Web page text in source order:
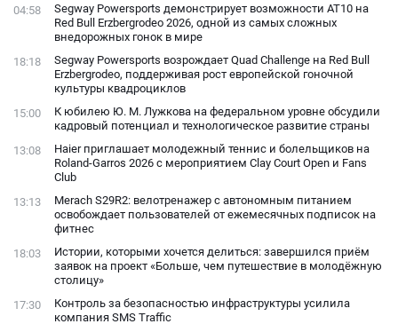
04:58
Segway Powersports демонстрирует возможности AT10 на
Red Bull Erzbergrodeo 2026, одной из самых сложных
внедорожных гонок в мире
18:18
Segway Powersports возрождает Quad Challenge на Red Bull
Erzbergrodeo, поддерживая рост европейской гоночной
культуры квадроциклов
15:00
К юбилею Ю. М. Лужкова на федеральном уровне обсудили
кадровый потенциал и технологическое развитие страны
13:08
Haier приглашает молодежный теннис и болельщиков на
Roland-Garros 2026 с мероприятием Clay Court Open и Fans
Club
13:13
Merach S29R2: велотренажер с автономным питанием
освобождает пользователей от ежемесячных подписок на
фитнес
18:03
Истории, которыми хочется делиться: завершился приём
заявок на проект «Больше, чем путешествие в молодёжную
столицу»
17:30
Контроль за безопасностью инфраструктуры усилила
компания SMS Traffic